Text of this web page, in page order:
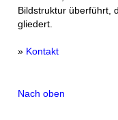
Bildstruktur überführt,
gliedert.
» Kontakt
Nach oben